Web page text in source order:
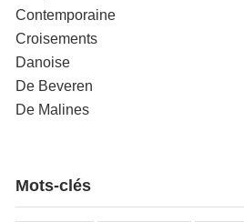
Contemporaine
Croisements
Danoise
De Beveren
De Malines
Mots-clés